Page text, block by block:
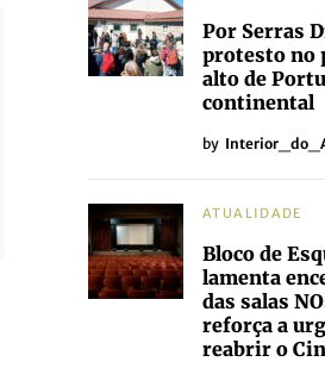
Por Serras
protesto no
alto de
continental
by
ATUALIDADE
Bloco de
lamenta
das salas
reforça a
reabrir o